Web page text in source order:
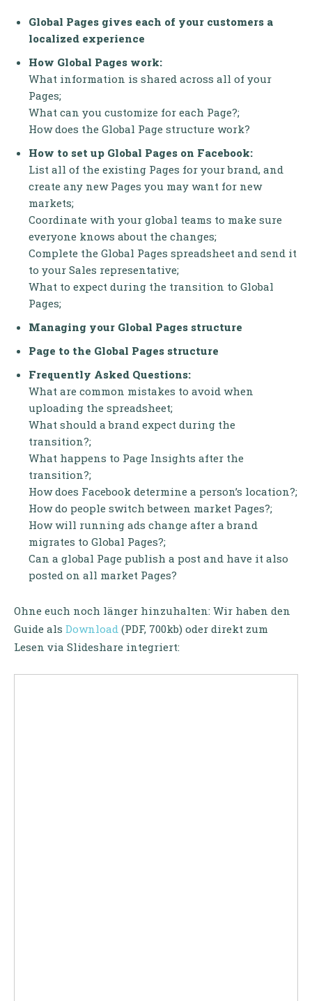
Global Pages gives each of your customers a
localized experience
How Global Pages work:
What information is shared across all of your
Pages;
What can you customize for each Page?;
How does the Global Page structure work?
How to set up Global Pages on Facebook:
List all of the existing Pages for your brand, and
create any new Pages you may want for new
markets;
Coordinate with your global teams to make sure
everyone knows about the changes;
Complete the Global Pages spreadsheet and send it
to your Sales representative;
What to expect during the transition to Global
Pages;
Managing your Global Pages structure
Page to the Global Pages structure
Frequently Asked Questions:
What are common mistakes to avoid when
uploading the spreadsheet;
What should a brand expect during the
transition?;
What happens to Page Insights after the
transition?;
How does Facebook determine a person’s location?;
How do people switch between market Pages?;
How will running ads change after a brand
migrates to Global Pages?;
Can a global Page publish a post and have it also
posted on all market Pages?
Ohne euch noch länger hinzuhalten: Wir haben den
Guide als Download (PDF, 700kb) oder direkt zum
Lesen via Slideshare integriert: